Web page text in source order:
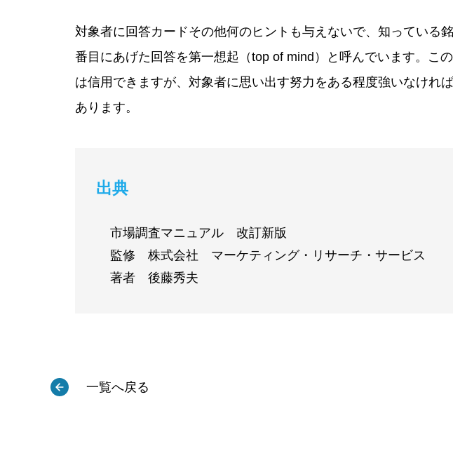
対象者に回答カードその他何のヒントも与えないで、知っている
番目にあげた回答を第一想起（top of mind）と呼んでいます。こ
は信用できますが、対象者に思い出す努力をある程度強いなけれ
あります。
出典
市場調査マニュアル 改訂新版
監修 株式会社 マーケティング・リサーチ・サービス
著者 後藤秀夫
一覧へ戻る